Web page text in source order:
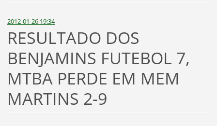
2012-01-26 19:34
RESULTADO DOS
BENJAMINS FUTEBOL 7,
MTBA PERDE EM MEM
MARTINS 2-9